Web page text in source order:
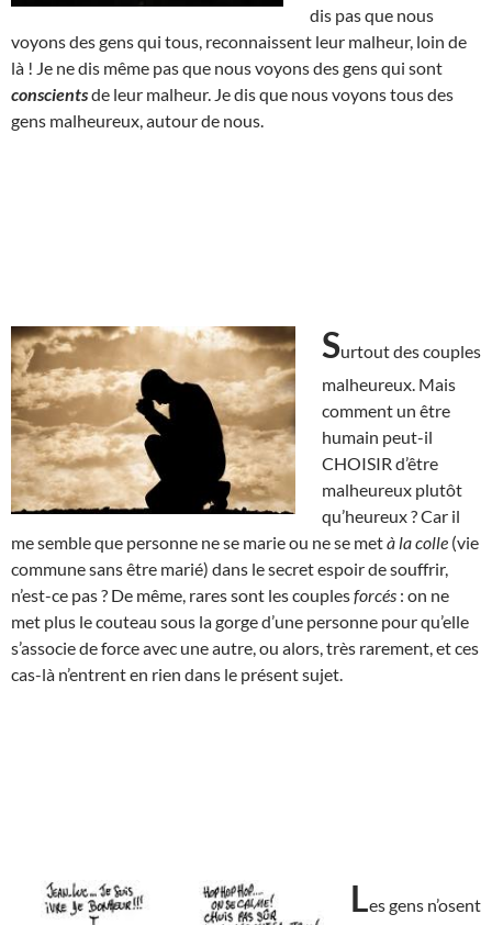
dis pas que nous
voyons des gens qui tous, reconnaissent leur malheur, loin de
là ! Je ne dis même pas que nous voyons des gens qui sont
conscientsde leur malheur. Je dis que nous voyons tous des
gens malheureux, autour de nous.
Surtout des couples
malheureux. Mais
comment un être
humain peut-il
CHOISIR d’être
malheureux plutôt
qu’heureux ? Car il
me semble que personne ne se marie ou ne se metà la colle (vie
commune sans être marié) dans le secret espoir de souffrir,
n’est-ce pas ? De même, rares sont les couplesforcés : on ne
met plus le couteau sous la gorge d’une personne pour qu’elle
s’associe de force avec une autre, ou alors, très rarement, et ces
cas-là n’entrent en rien dans le présent sujet.
Les gens n’osent